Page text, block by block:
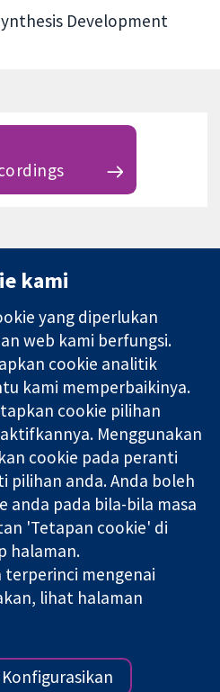
Development
Kingdom
Hubungi kita
Berita
Pejabat
akhbar
Perihal Kami
Pekerjaan
Cochrane
Library
badan amal (no. 1045921) dan
(no. 03044323) yang
pendaftaran VAT GB 718
|Kerahsiaan
kami
yang diperlukan
web kami berfungsi.
cookie analitik
kami memperbaikinya.
cookie pilihan
Menggunakan
cookie pada peranti
pilihan anda. Anda boleh
anda pada bila-bila masa
'Tetapan cookie' di
halaman.
mengenai
lihat halaman
Konfigurasikan